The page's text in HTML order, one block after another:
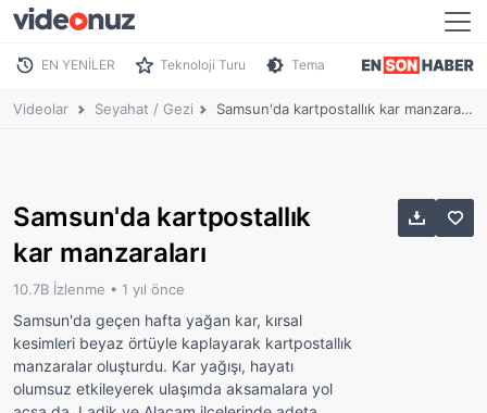
EN YENİLER Teknoloji Turu Tema
Videolar Seyahat / Gezi Samsun'da kartpostallık kar manzaraları
Samsun'da kartpostallık
kar manzaraları
10.7B İzlenme • 1 yıl önce
Samsun'da geçen hafta yağan kar, kırsal
kesimleri beyaz örtüyle kaplayarak kartpostallık
manzaralar oluşturdu. Kar yağışı, hayatı
olumsuz etkileyerek ulaşımda aksamalara yol